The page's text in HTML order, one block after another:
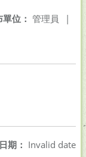
位： 管理員 |
期： Invalid date